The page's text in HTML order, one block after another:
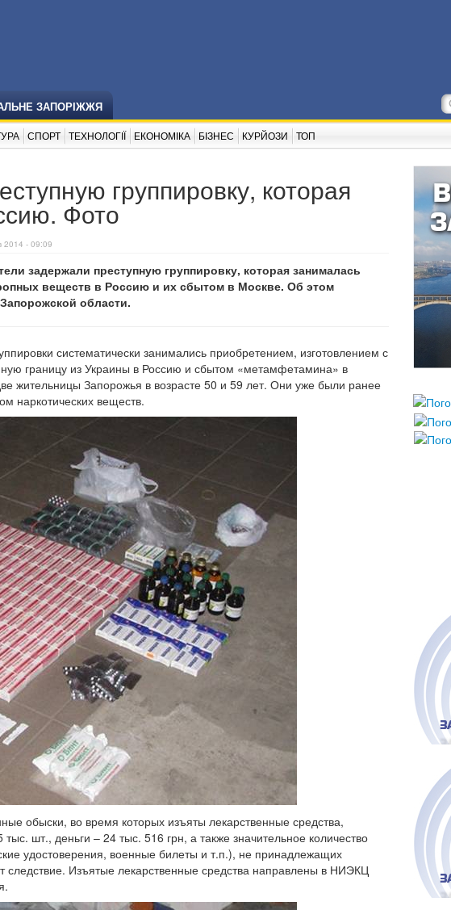
ЗАПОРІЖЖЯ
СПОРТ ТЕХНОЛОГІЇ ЕКОНОМІКА БІЗНЕС КУРЙОЗИ ТОП
группировку, которая
Фото
2014 - 09:09
задержали преступную группировку, которая занималась
веществ в Россию и их сбытом в Москве. Об этом
области.
систематически занимались приобретением, изготовлением с
границу из Украины в Россию и сбытом «метамфетамина» в
жительницы Запорожья в возрасте 50 и 59 лет. Они уже были ранее
наркотических веществ.
обыски, во время которых изъяты лекарственные средства,
шт., деньги – 24 тыс. 516 грн, а также значительное количество
удостоверения, военные билеты и т.п.), не принадлежащих
Изъятые лекарственные средства направлены в НИЭКЦ